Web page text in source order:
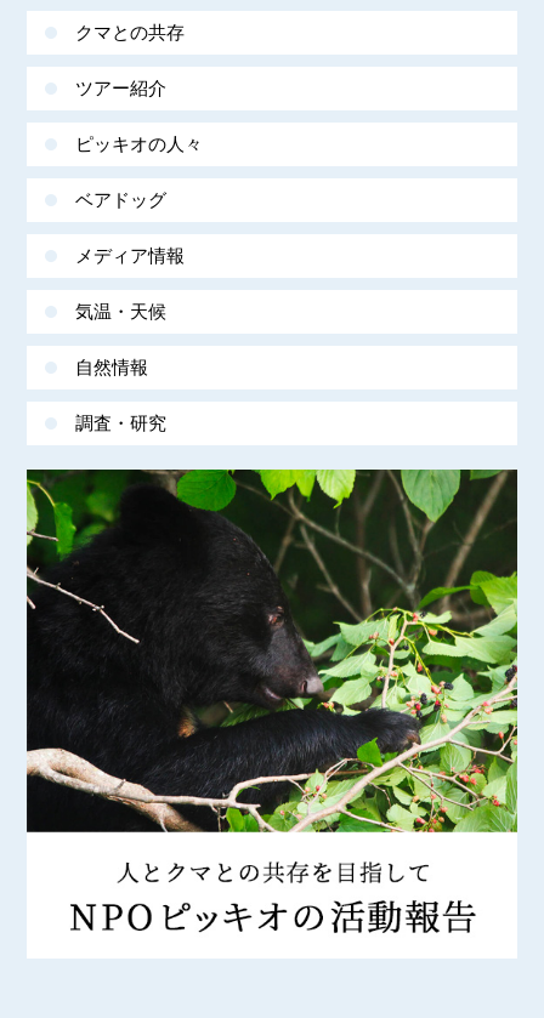
クマとの共存
ツアー紹介
ピッキオの人々
ベアドッグ
メディア情報
気温・天候
自然情報
調査・研究